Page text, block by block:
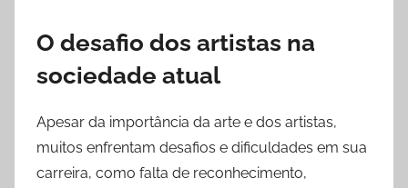
O desafio dos artistas na
sociedade atual
Apesar da importância da arte e dos artistas,
muitos enfrentam desafios e dificuldades em sua
carreira, como falta de reconhecimento,